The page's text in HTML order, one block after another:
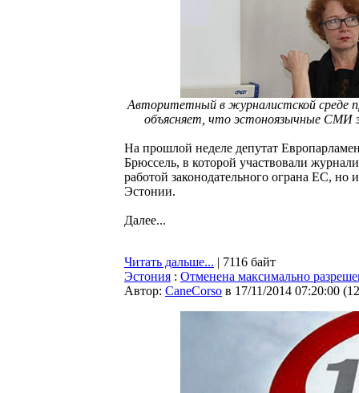
Авторитетный в журналистской среде
объясняет, что эстоноязычные СМИ
На прошлой неделе депутат
Брюссель, в которой участвовали
работой законодательного ограна ЕС, но
Эстонии.
Далее...
Читать дальше... | 7116 байт
Эстония : Отменена максимально
Автор: CaneCorso в 17/11/2014 07:20:00 (